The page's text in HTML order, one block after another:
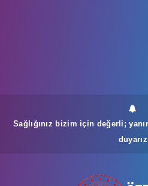
Sağlığınız bizim için değerli;